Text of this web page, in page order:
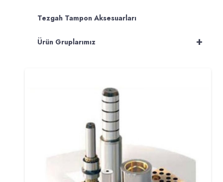
Tezgah Tampon Aksesuarları
+
Ürün Gruplarımız